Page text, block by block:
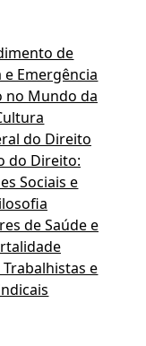
de
e Emergência
no Mundo da
do Direito
do Direito:
Sociais e
de Saúde e
Trabalhistas e